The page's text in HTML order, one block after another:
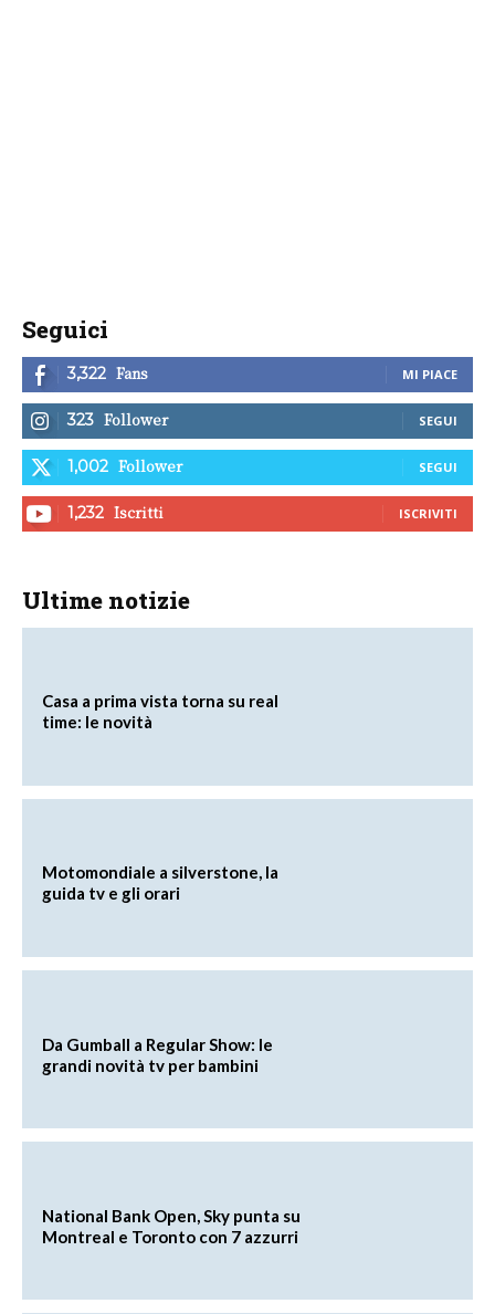
Seguici
3,322 Fans MI PIACE
323 Follower SEGUI
1,002 Follower SEGUI
1,232 Iscritti ISCRIVITI
Ultime notizie
Casa a prima vista torna su real
time: le novità
Motomondiale a silverstone, la
guida tv e gli orari
Da Gumball a Regular Show: le
grandi novità tv per bambini
National Bank Open, Sky punta su
Montreal e Toronto con 7 azzurri